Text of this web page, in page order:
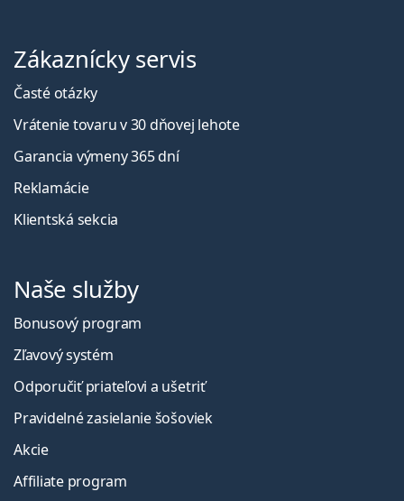
Zákaznícky servis
Časté otázky
Vrátenie tovaru v 30 dňovej lehote
Garancia výmeny 365 dní
Reklamácie
Klientská sekcia
Naše služby
Bonusový program
Zľavový systém
Odporučiť priateľovi a ušetriť
Pravidelné zasielanie šošoviek
Akcie
Affiliate program